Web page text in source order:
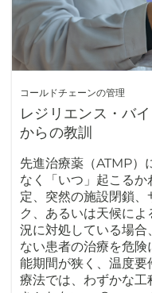
コールドチェーンの管理
レジリエンス・バ
からの教訓
先進治療薬（ATMP）
なく「いつ」起こる
定、突然の施設閉鎖
ク、あるいは天候に
況に対処している場
ない患者の治療を危
能期間が狭く、温度
療法では、わずかな